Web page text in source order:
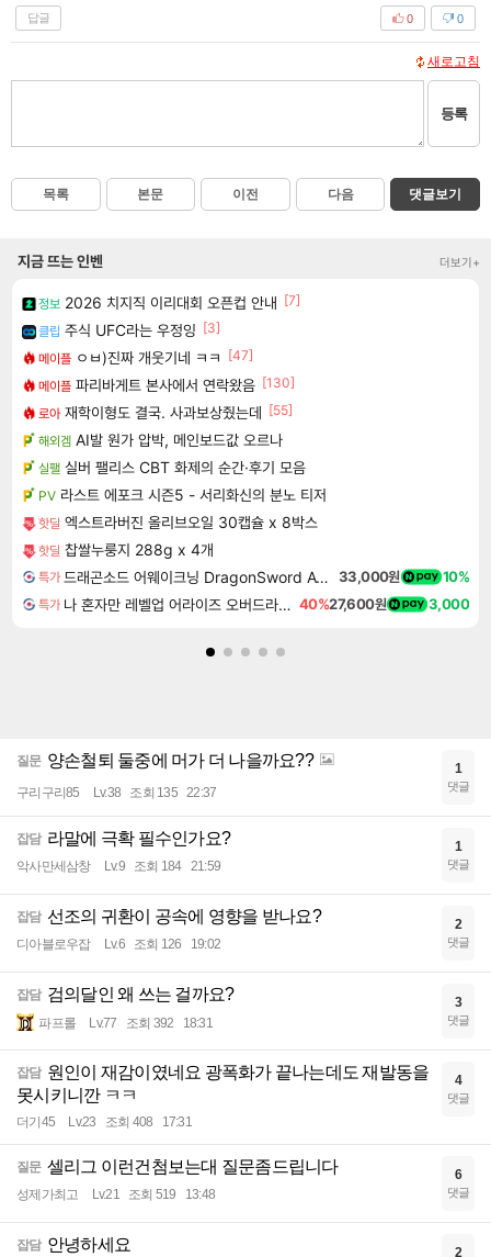
답글 0
0
새로고침
등록
목록 본문 이전 다음 댓글보기
지금 뜨는 인벤 더보기+
정보 2026 치지직 이리대회 오픈컵 안내 [7]
클립 주식 UFC라는 우정잉 [3]
메이플 ㅇㅂ)진짜 개웃기네 ㅋㅋ
[47]
메이플 파리바게트 본사에서 연락왔음 [130]
로아 재학이형도 결국. 사과보상줬는데 [55]
해외겜 AI발 원가 압박, 메인보드값 오르나
실팰 실버 팰리스 CBT 화제의 순간·후기 모음
PV 라스트 에포크 시즌5 - 서리화신의 분노 티저
핫딜 엑스트라버진 올리브오일 30캡슐 x 8박스
핫딜 찹쌀누룽지 288g x 4개
특가 드래곤소드 어웨이크닝 DragonSword Awakening 33,000원 10%
특가 나 혼자만 레벨업 어라이즈 오버드라이브 Solo Leveling Arise 40%27,600원 3,000
질문 양손철퇴 둘중에 머가 더 나을까요??
구리구리85 Lv.38 조회 135 22:37
1
댓글
잡담 라말에 극확 필수인가요?
악사만세삼창 Lv.9 조회 184 21:59
1
댓글
잡담 선조의 귀환이 공속에 영향을 받나요?
디아블로우잡 Lv.6 조회 126 19:02
2
댓글
잡담 검의달인 왜 쓰는 걸까요?
파프롤 Lv.77 조회 392 18:31
3
댓글
잡담 원인이 재감이였네요 광폭화가 끝나는데도 재발동을
못시키니깐 ㅋㅋ
더기45 Lv.23 조회 408 17:31
4
댓글
질문 셀리그 이런건첨보는대 질문좀드립니다
성제가최고 Lv.21 조회 519 13:48
6
댓글
잡담 안녕하세요 2